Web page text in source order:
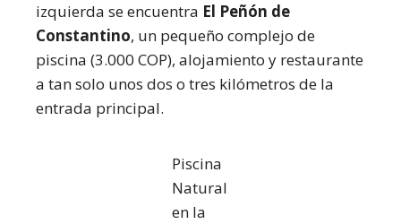
izquierda se encuentra El Peñón de
Constantino, un pequeño complejo de
piscina (3.000 COP), alojamiento y restaurante
a tan solo unos dos o tres kilómetros de la
entrada principal.
Piscina
Natural
en la